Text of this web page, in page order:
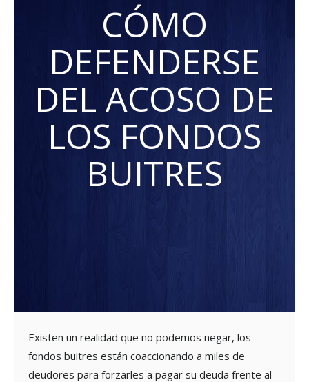
CÓMO
DEFENDERSE
DEL ACOSO DE
LOS FONDOS
BUITRES
Existen un realidad que no podemos negar, los
fondos buitres están coaccionando a miles de
deudores para forzarles a pagar su deuda frente al